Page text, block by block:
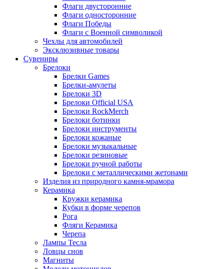
Флаги двусторонние
Флаги односторонние
Флаги Победы
Флаги с Военной символикой
Чехлы для автомобилей
Эксклюзивные товары
Сувениры
Брелоки
Брелки Games
Брелки-амулеты
Брелоки 3D
Брелоки Official USA
Брелоки RockMerch
Брелоки ботинки
Брелоки инструменты
Брелоки кожаные
Брелоки музыкальные
Брелоки резиновые
Брелоки ручной работы
Брелоки с металлическими жетонами
Изделия из природного камня-мрамора
Керамика
Кружки керамика
Кубки в форме черепов
Рога
Фляги Керамика
Черепа
Лампы Тесла
Ловцы снов
Магниты